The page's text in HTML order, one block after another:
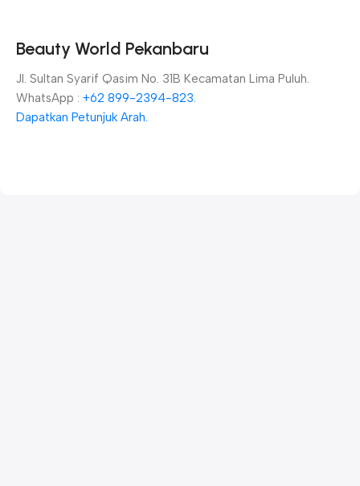
Beauty World Pekanbaru
Jl. Sultan Syarif Qasim No. 31B Kecamatan Lima Puluh.
WhatsApp : +62 899-2394-823.
Dapatkan Petunjuk Arah.